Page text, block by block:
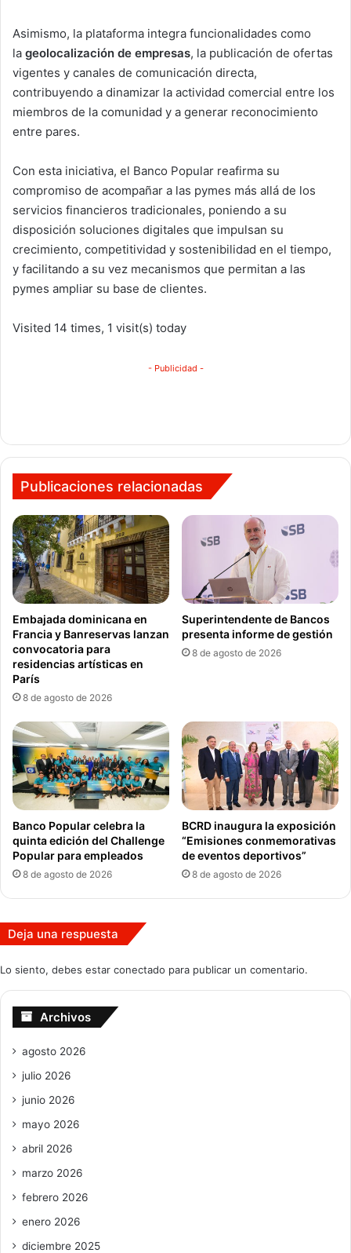
Asimismo, la plataforma integra funcionalidades como
la geolocalización de empresas, la publicación de ofertas
vigentes y canales de comunicación directa,
contribuyendo a dinamizar la actividad comercial entre los
miembros de la comunidad y a generar reconocimiento
entre pares.
Con esta iniciativa, el Banco Popular reafirma su
compromiso de acompañar a las pymes más allá de los
servicios financieros tradicionales, poniendo a su
disposición soluciones digitales que impulsan su
crecimiento, competitividad y sostenibilidad en el tiempo,
y facilitando a su vez mecanismos que permitan a las
pymes ampliar su base de clientes.
Visited 14 times, 1 visit(s) today
- Publicidad -
Publicaciones relacionadas
Embajada dominicana en
Francia y Banreservas lanzan
convocatoria para
residencias artísticas en
París
8 de agosto de 2026
Superintendente de Bancos
presenta informe de gestión
8 de agosto de 2026
Banco Popular celebra la
quinta edición del Challenge
Popular para empleados
8 de agosto de 2026
BCRD inaugura la exposición
“Emisiones conmemorativas
de eventos deportivos”
8 de agosto de 2026
Deja una respuesta
Lo siento, debes estar conectado para publicar un comentario.
Archivos
agosto 2026
julio 2026
junio 2026
mayo 2026
abril 2026
marzo 2026
febrero 2026
enero 2026
diciembre 2025